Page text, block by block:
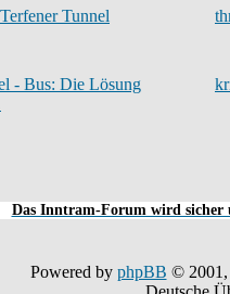
Tunnel
- Bus: Die Lösung
Das Inntram-Forum wird sicher
Powered by phpBB © 2001,